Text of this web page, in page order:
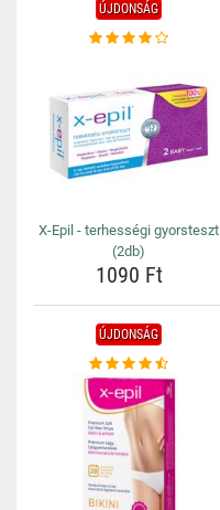
ÚJDONSÁG
X-Epil - terhességi gyorsteszt
(2db)
1090 Ft
ÚJDONSÁG